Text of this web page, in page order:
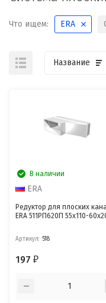
Что ищем: ERA
Название
В наличии
ERA
Редуктор для плоских
ERA 511РП620П 55x110-
Артикул: 518
197₽